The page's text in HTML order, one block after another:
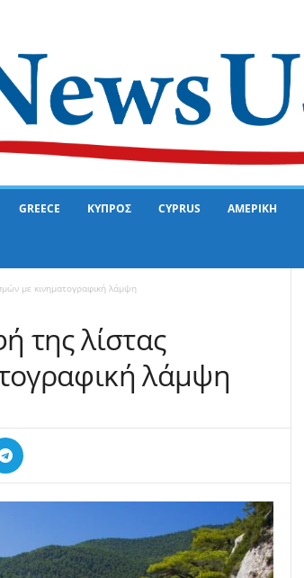
GREECE ΚΥΠΡΟΣ CYPRUS ΑΜΕΡΙΚΗ
με κινηματογραφική λάμψη
της λίστας
λάμψη